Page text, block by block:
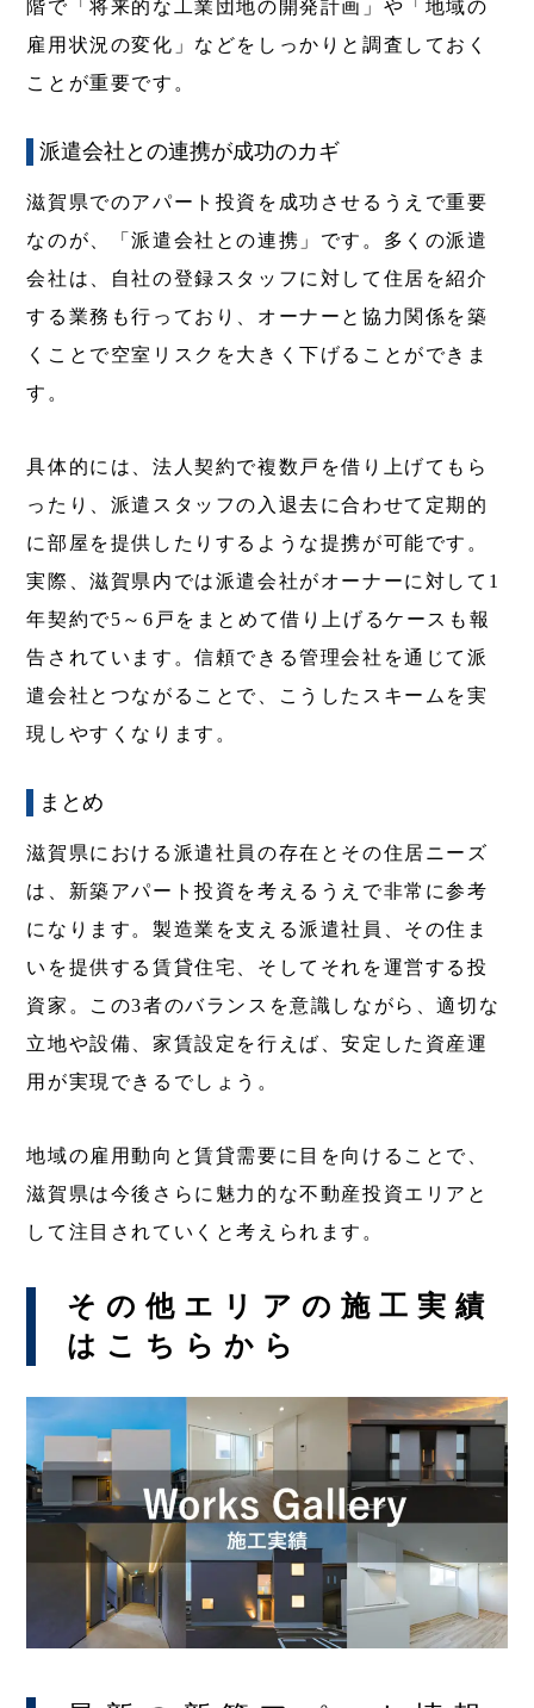
階で「将来的な工業団地の開発計画」や「地域の
雇用状況の変化」などをしっかりと調査しておく
ことが重要です。
派遣会社との連携が成功のカギ
滋賀県でのアパート投資を成功させるうえで重要
なのが、「派遣会社との連携」です。多くの派遣
会社は、自社の登録スタッフに対して住居を紹介
する業務も行っており、オーナーと協力関係を築
くことで空室リスクを大きく下げることができま
す。
具体的には、法人契約で複数戸を借り上げてもら
ったり、派遣スタッフの入退去に合わせて定期的
に部屋を提供したりするような提携が可能です。
実際、滋賀県内では派遣会社がオーナーに対して1
年契約で5～6戸をまとめて借り上げるケースも報
告されています。信頼できる管理会社を通じて派
遣会社とつながることで、こうしたスキームを実
現しやすくなります。
まとめ
滋賀県における派遣社員の存在とその住居ニーズ
は、新築アパート投資を考えるうえで非常に参考
になります。製造業を支える派遣社員、その住ま
いを提供する賃貸住宅、そしてそれを運営する投
資家。この3者のバランスを意識しながら、適切な
立地や設備、家賃設定を行えば、安定した資産運
用が実現できるでしょう。
地域の雇用動向と賃貸需要に目を向けることで、
滋賀県は今後さらに魅力的な不動産投資エリアと
して注目されていくと考えられます。
その他エリアの施工実績
はこちらから